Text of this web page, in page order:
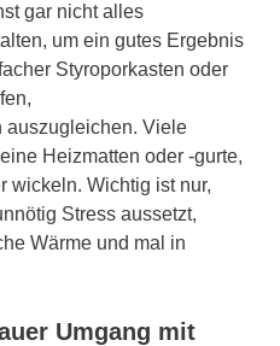
gar nicht alles
um ein gutes Ergebnis
Styroporkasten oder
auszugleichen. Viele
Heizmatten oder -gurte,
wickeln. Wichtig ist nur,
Stress aussetzt,
Wärme und mal in
Umgang mit